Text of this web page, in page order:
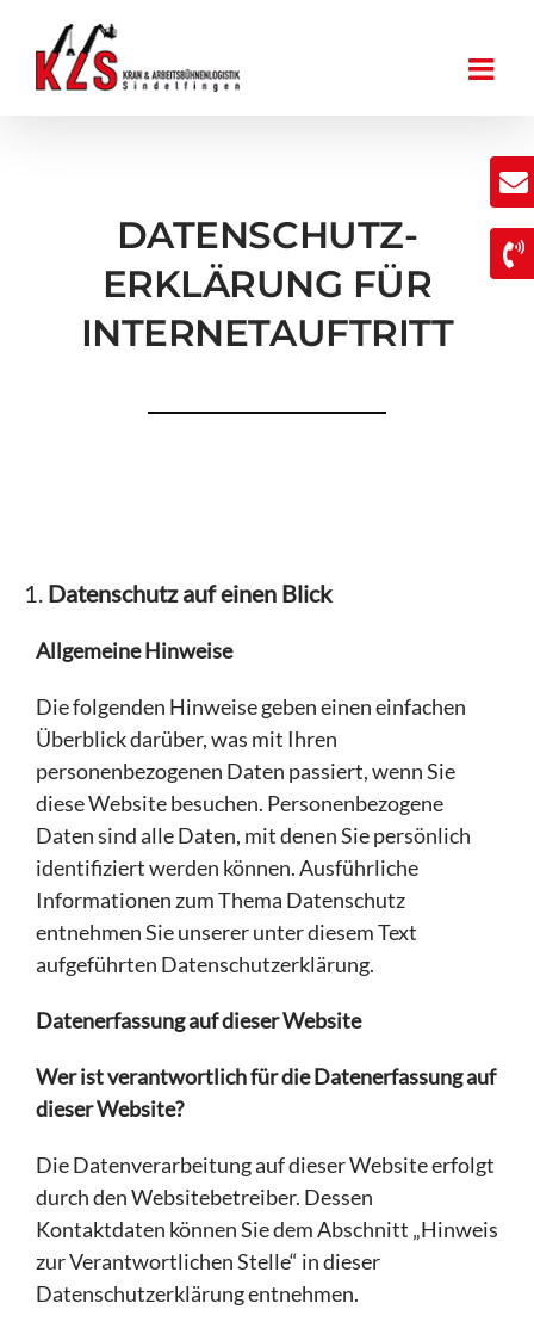
Inhalt
springen
DATENSCHUTZ-
ERKLÄRUNG FÜR
INTERNETAUFTRITT
Datenschutz auf einen Blick
Allgemeine Hinweise
Die folgenden Hinweise geben einen einfachen
Überblick darüber, was mit Ihren
personenbezogenen Daten passiert, wenn Sie
diese Website besuchen. Personenbezogene
Daten sind alle Daten, mit denen Sie persönlich
identifiziert werden können. Ausführliche
Informationen zum Thema Datenschutz
entnehmen Sie unserer unter diesem Text
aufgeführten Datenschutzerklärung.
Datenerfassung auf dieser Website
Wer ist verantwortlich für die Datenerfassung auf
dieser Website?
Die Datenverarbeitung auf dieser Website erfolgt
durch den Websitebetreiber. Dessen
Kontaktdaten können Sie dem Abschnitt „Hinweis
zur Verantwortlichen Stelle“ in dieser
Datenschutzerklärung entnehmen.